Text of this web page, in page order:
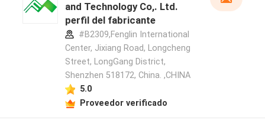
and Technology Co,. Ltd.
perfil del fabricante
#B2309,Fenglin International
Center, Jixiang Road, Longcheng
Street, LongGang District,
Shenzhen 518172, China. ,CHINA
5.0
Proveedor verificado